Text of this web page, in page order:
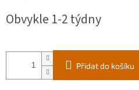
cena:
Obvykle 1-2 týdny
Přidat do košíku